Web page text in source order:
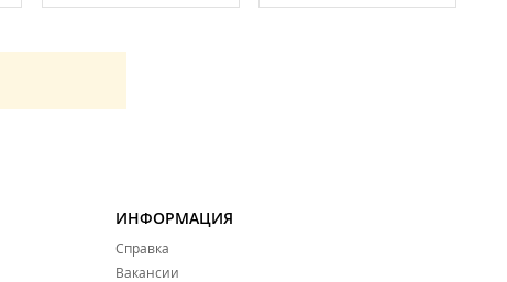
ИНФОРМАЦИЯ
Справка
Вакансии